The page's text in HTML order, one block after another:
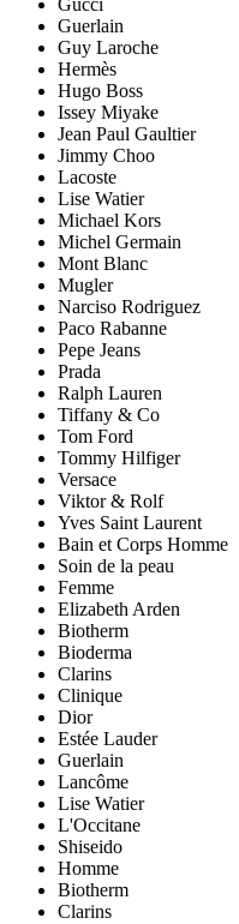
Gucci
Guerlain
Guy Laroche
Hermès
Hugo Boss
Issey Miyake
Jean Paul Gaultier
Jimmy Choo
Lacoste
Lise Watier
Michael Kors
Michel Germain
Mont Blanc
Mugler
Narciso Rodriguez
Paco Rabanne
Pepe Jeans
Prada
Ralph Lauren
Tiffany & Co
Tom Ford
Tommy Hilfiger
Versace
Viktor & Rolf
Yves Saint Laurent
Bain et Corps Homme
Soin de la peau
Femme
Elizabeth Arden
Biotherm
Bioderma
Clarins
Clinique
Dior
Estée Lauder
Guerlain
Lancôme
Lise Watier
L'Occitane
Shiseido
Homme
Biotherm
Clarins